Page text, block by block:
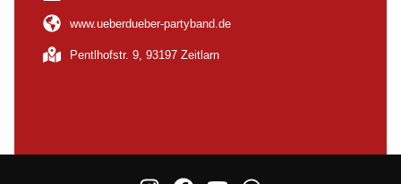
www.ueberdueber-partyband.de
Pentlhofstr. 9, 93197 Zeitlarn